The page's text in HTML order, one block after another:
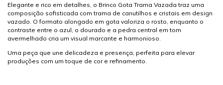
Elegante e rico em detalhes, o Brinco Gota Trama Vazada traz uma
composição sofisticada com trama de canutilhos e cristais em design
vazado. O formato alongado em gota valoriza o rosto, enquanto o
contraste entre o azul, o dourado e a pedra central em tom
avermelhado cria um visual marcante e harmonioso.
Uma peça que une delicadeza e presença, perfeita para elevar
produções com um toque de cor e refinamento.